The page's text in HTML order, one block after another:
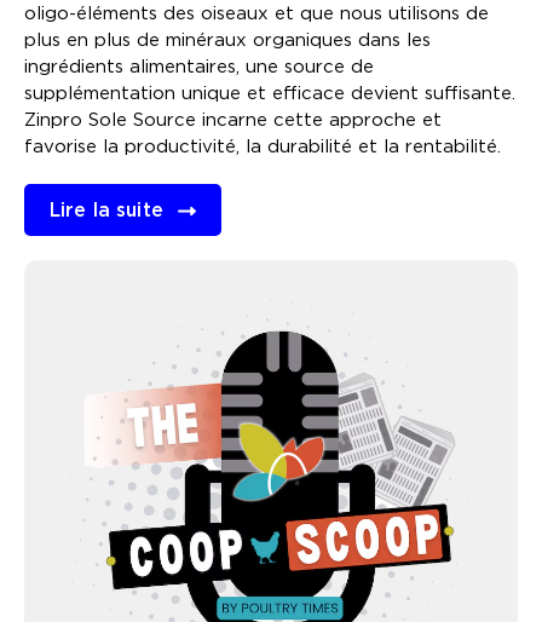
oligo-éléments des oiseaux et que nous utilisons de
plus en plus de minéraux organiques dans les
ingrédients alimentaires, une source de
supplémentation unique et efficace devient suffisante.
Zinpro Sole Source incarne cette approche et
favorise la productivité, la durabilité et la rentabilité.
Lire la suite